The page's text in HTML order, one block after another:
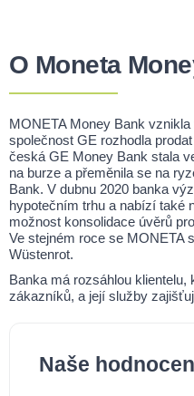
O Moneta
MONETA Money Bank
společnost GE rozhodla
česká GE Money Bank stala
na burze a přeměnila se na
Bank. V dubnu 2020 banka
hypotečním trhu a nabízí také
možnost konsolidace úvěrů
Ve stejném roce se MONETA
Wüstenrot.
Banka má rozsáhlou
zákazníků, a její služby
Naše